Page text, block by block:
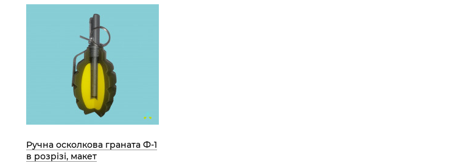
Ручна осколкова граната Ф-1
в розрізі, макет